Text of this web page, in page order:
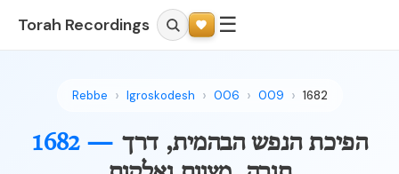
Torah Recordings ☰
Rebbe Igroskodesh 006 009 1682
1682 — הפיכת הנפש הבהמית, דרך